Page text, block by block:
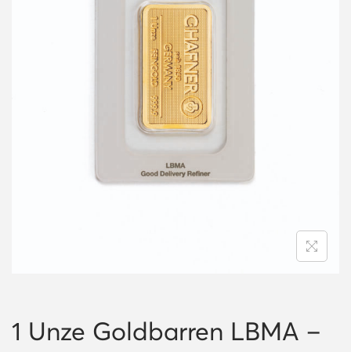
i
n
1 Unze Goldbarren LBMA –